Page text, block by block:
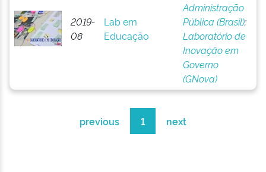
2019-
08
Lab em
Educação
Administração
Pública (Brasil);
Laboratório de
Inovação em
Governo
(GNova)
previous 1 next